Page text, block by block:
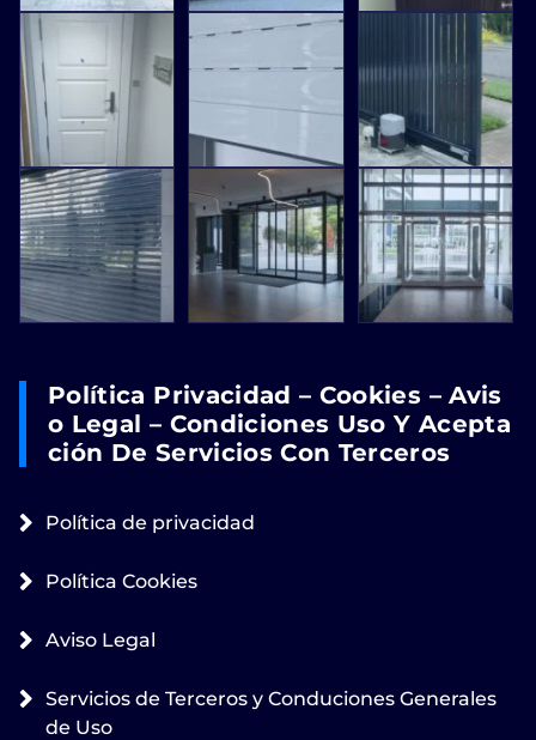
Política Privacidad – Cookies – Avis
O Legal – Condiciones Uso Y Acepta
Ción De Servicios Con Terceros
Política de privacidad
Política Cookies
Aviso Legal
Servicios de Terceros y Conduciones Generales
de Uso